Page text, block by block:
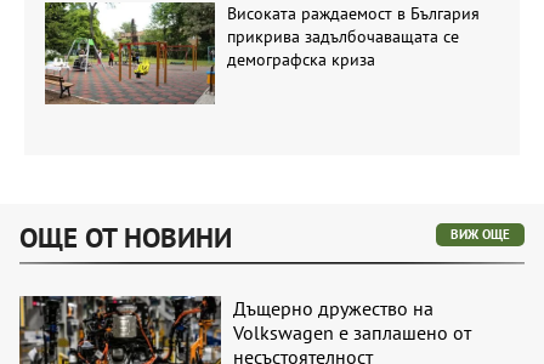
Високата раждаемост в България
прикрива задълбочаващата се
демографска криза
ОЩЕ ОТ НОВИНИ ВИЖ ОЩЕ
Дъщерно дружество на
Volkswagen е заплашено от
несъстоятелност